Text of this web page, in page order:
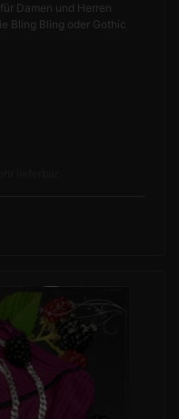
Damen und Herren
Bling Bling oder Gothic